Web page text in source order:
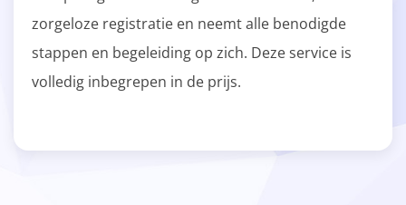
zorgeloze registratie en neemt alle benodigde
stappen en begeleiding op zich. Deze service is
volledig inbegrepen in de prijs.